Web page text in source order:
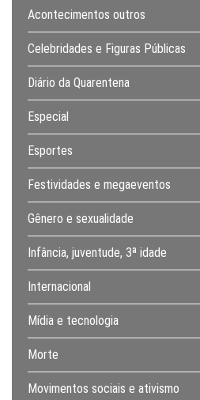
Acontecimentos outros
Celebridades e Figuras Públicas
Diário da Quarentena
Especial
Esportes
Festividades e megaeventos
Gênero e sexualidade
Infância, juventude, 3ª idade
Internacional
Mídia e tecnologia
Morte
Movimentos sociais e ativismo